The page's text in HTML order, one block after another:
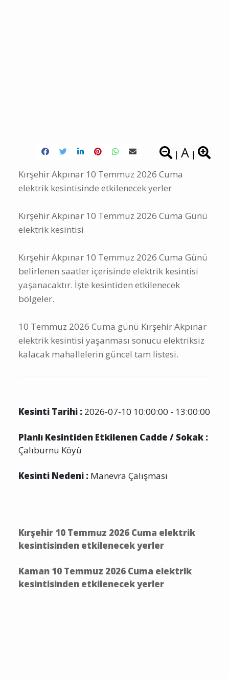
| A |
Kırşehir Akpınar 10 Temmuz 2026 Cuma
elektrik kesintisinde etkilenecek yerler
Kırşehir Akpınar 10 Temmuz 2026 Cuma Günü
elektrik kesintisi
Kırşehir Akpınar 10 Temmuz 2026 Cuma Günü
belirlenen saatler içerisinde elektrik kesintisi
yaşanacaktır. İşte kesintiden etkilenecek
bölgeler.
10 Temmuz 2026 Cuma günü Kırşehir Akpınar
elektrik kesintisi yaşanması sonucu elektriksiz
kalacak mahallelerin güncel tam listesi.
Kesinti Tarihi : 2026-07-10 10:00:00 - 13:00:00
Planlı Kesintiden Etkilenen Cadde / Sokak :
Çalıburnu Köyü
Kesinti Nedeni : Manevra Çalışması
Kırşehir 10 Temmuz 2026 Cuma elektrik
kesintisinden etkilenecek yerler
Kaman 10 Temmuz 2026 Cuma elektrik
kesintisinden etkilenecek yerler